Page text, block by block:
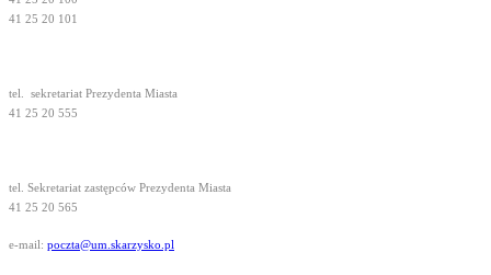
41 25 20 101
tel. sekretariat Prezydenta Miasta
41 25 20 555
tel. Sekretariat zastępców Prezydenta Miasta
41 25 20 565
e-mail: poczta@um.skarzysko.pl